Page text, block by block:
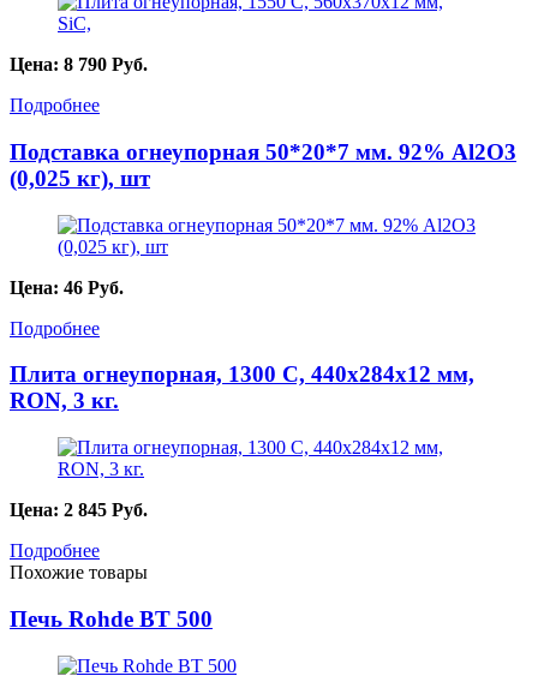
Цена: 8 790 Руб.
Подробнее
Подставка огнеупорная 50*20*7 мм. 92% Al2O3
(0,025 кг), шт
Цена: 46 Руб.
Подробнее
Плита огнеупорная, 1300 С, 440х284х12 мм,
RON, 3 кг.
Цена: 2 845 Руб.
Подробнее
Похожие товары
Печь Rohde BT 500